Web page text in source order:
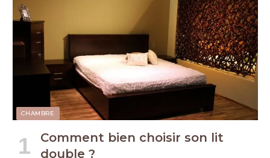
CHAMBRE
Comment bien choisir son lit
double ?